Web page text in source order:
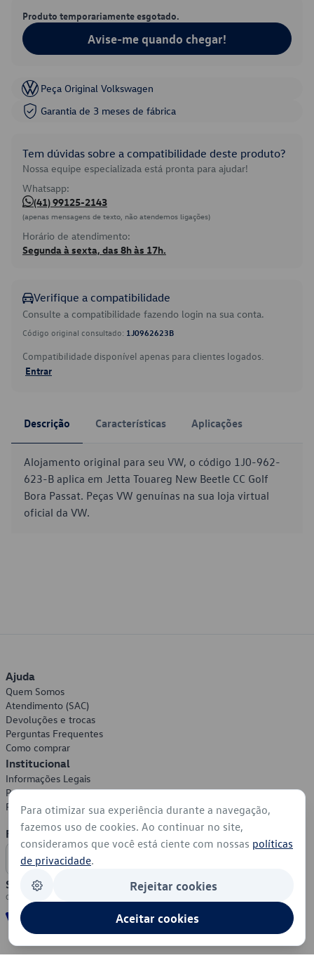
Produto temporariamente esgotado.
Avise-me quando chegar!
Peça Original Volkswagen
Garantia de 3 meses de fábrica
Tem dúvidas sobre a compatibilidade deste produto?
Nossa equipe especializada está pronta para ajudar!
Whatsapp:
(41) 99125-2143
(apenas mensagens de texto, não atendemos ligações)
Horário de atendimento:
Segunda à sexta, das 8h às 17h.
Verifique a compatibilidade
Consulte a compatibilidade fazendo login na sua conta.
Código original consultado: 1J0962623B
Compatibilidade disponível apenas para clientes logados.
Entrar
Descrição Características Aplicações
Alojamento original para seu VW, o código 1J0-962-
623-B aplica em Jetta Touareg New Beetle CC Golf
Bora Passat. Peças VW genuínas na sua loja virtual
oficial da VW.
Ajuda
Quem Somos
Atendimento (SAC)
Devoluções e trocas
Perguntas Frequentes
Como comprar
Institucional
Informações Legais
Política de Privacidade
Política de Cookies
Formas de Pagamento
Segurança
Para otimizar sua experiência durante a navegação,
fazemos uso de cookies. Ao continuar no site,
consideramos que você está ciente com nossas políticas
de privacidade.
Rejeitar cookies
Aceitar cookies